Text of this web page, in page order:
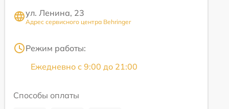
ул. Ленина, 23
Адрес сервисного центра Behringer
Режим работы:
Ежедневно с 9:00 до 21:00
Способы оплаты